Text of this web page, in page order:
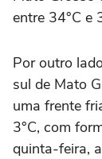
entre 34°C e
Por outro
sul de Mato
uma frente
3°C, com
quinta-feira,